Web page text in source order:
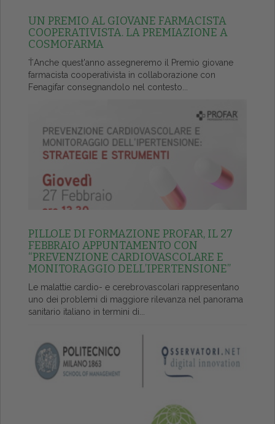
UN PREMIO AL GIOVANE FARMACISTA
COOPERATIVISTA. LA PREMIAZIONE A
COSMOFARMA
ŤAnche quest'anno assegneremo il Premio giovane
farmacista cooperativista in collaborazione con
Fenagifar consegnandolo nel contesto...
PILLOLE DI FORMAZIONE PROFAR, IL 27
FEBBRAIO APPUNTAMENTO CON
“PREVENZIONE CARDIOVASCOLARE E
MONITORAGGIO DELL’IPERTENSIONE”
Le malattie cardio- e cerebrovascolari rappresentano
uno dei problemi di maggiore rilevanza nel panorama
sanitario italiano in termini di...